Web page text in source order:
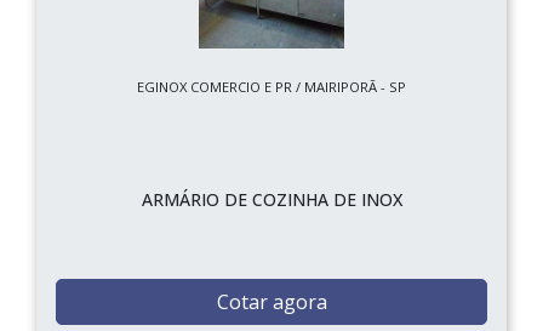
EGINOX COMERCIO E PR / MAIRIPORÃ - SP
ARMÁRIO DE COZINHA DE INOX
Cotar agora